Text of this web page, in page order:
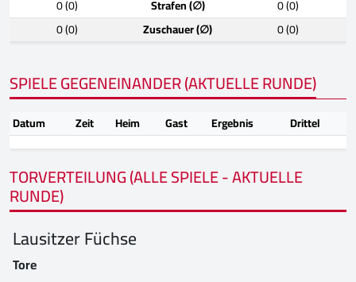
0 (0)
Strafen (∅)
0 (0)
0 (0)
Zuschauer (∅) 0 (0)
SPIELE GEGENEINANDER (AKTUELLE RUNDE)
Datum Zeit Heim Gast Ergebnis Drittel
TORVERTEILUNG (ALLE SPIELE - AKTUELLE
RUNDE)
Lausitzer Füchse
Tore